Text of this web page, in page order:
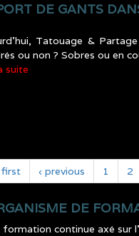
DE GANTS
Tatouage &
ou non ? Sobres ou en
suite
first ‹ previous 1 2
DE
continue axé sur